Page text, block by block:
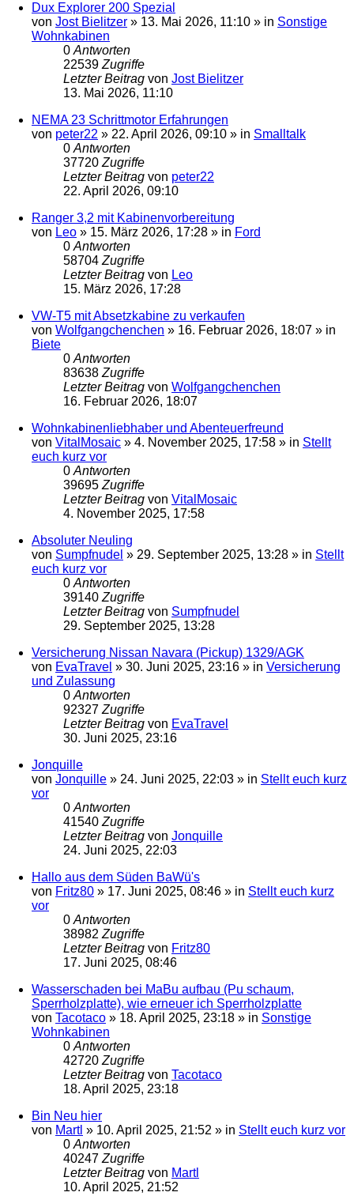
Dux Explorer 200 Spezial
von Jost Bielitzer » 13. Mai 2026, 11:10 » in Sonstige
Wohnkabinen
0 Antworten
22539 Zugriffe
Letzter Beitrag von Jost Bielitzer
13. Mai 2026, 11:10
NEMA 23 Schrittmotor Erfahrungen
von peter22 » 22. April 2026, 09:10 » in Smalltalk
0 Antworten
37720 Zugriffe
Letzter Beitrag von peter22
22. April 2026, 09:10
Ranger 3,2 mit Kabinenvorbereitung
von Leo » 15. März 2026, 17:28 » in Ford
0 Antworten
58704 Zugriffe
Letzter Beitrag von Leo
15. März 2026, 17:28
VW-T5 mit Absetzkabine zu verkaufen
von Wolfgangchenchen » 16. Februar 2026, 18:07 » in
Biete
0 Antworten
83638 Zugriffe
Letzter Beitrag von Wolfgangchenchen
16. Februar 2026, 18:07
Wohnkabinenliebhaber und Abenteuerfreund
von VitalMosaic » 4. November 2025, 17:58 » in Stellt
euch kurz vor
0 Antworten
39695 Zugriffe
Letzter Beitrag von VitalMosaic
4. November 2025, 17:58
Absoluter Neuling
von Sumpfnudel » 29. September 2025, 13:28 » in Stellt
euch kurz vor
0 Antworten
39140 Zugriffe
Letzter Beitrag von Sumpfnudel
29. September 2025, 13:28
Versicherung Nissan Navara (Pickup) 1329/AGK
von EvaTravel » 30. Juni 2025, 23:16 » in Versicherung
und Zulassung
0 Antworten
92327 Zugriffe
Letzter Beitrag von EvaTravel
30. Juni 2025, 23:16
Jonquille
von Jonquille » 24. Juni 2025, 22:03 » in Stellt euch kurz
vor
0 Antworten
41540 Zugriffe
Letzter Beitrag von Jonquille
24. Juni 2025, 22:03
Hallo aus dem Süden BaWü's
von Fritz80 » 17. Juni 2025, 08:46 » in Stellt euch kurz
vor
0 Antworten
38982 Zugriffe
Letzter Beitrag von Fritz80
17. Juni 2025, 08:46
Wasserschaden bei MaBu aufbau (Pu schaum,
Sperrholzplatte), wie erneuer ich Sperrholzplatte
von Tacotaco » 18. April 2025, 23:18 » in Sonstige
Wohnkabinen
0 Antworten
42720 Zugriffe
Letzter Beitrag von Tacotaco
18. April 2025, 23:18
Bin Neu hier
von Martl » 10. April 2025, 21:52 » in Stellt euch kurz vor
0 Antworten
40247 Zugriffe
Letzter Beitrag von Martl
10. April 2025, 21:52